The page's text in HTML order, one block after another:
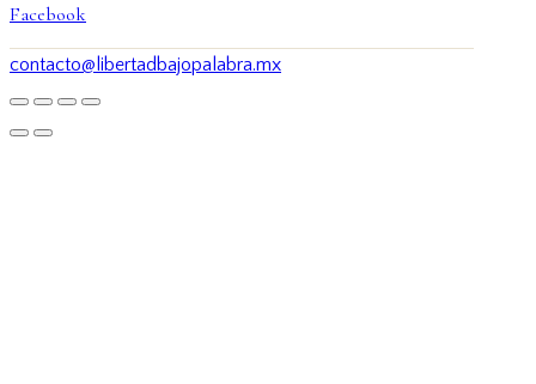
Facebook
contacto@libertadbajopalabra.mx